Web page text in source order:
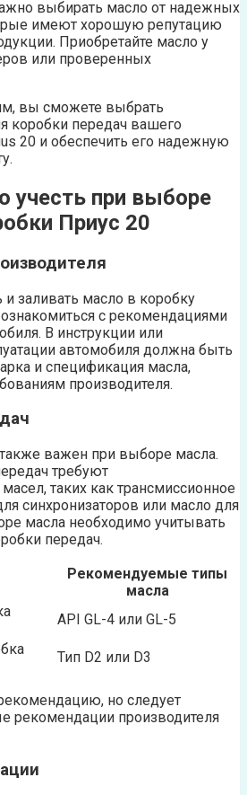
выбирать масло от надежных
имеют хорошую репутацию
Приобретайте масло у
или проверенных
вы сможете выбрать
коробки передач вашего
20 и обеспечить его надежную
учесть при выборе
Приус 20
заливать масло в коробку
с рекомендациями
В инструкции или
автомобиля должна быть
и спецификация масла,
производителя.
важен при выборе масла.
требуют
таких как трансмиссионное
синхронизаторов или масло для
масла необходимо учитывать
передач.
Рекомендуемые типы
масла
API GL-4 или GL-5
Тип D2 или D3
но следует
рекомендации производителя